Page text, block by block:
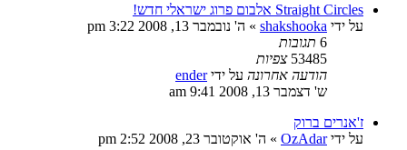
Straight Circles אלבום פרוג ישראלי חדש!
על ידי shakshooka
» ה' נובמבר 13, 2008 3:22 pm
6 תגובות
53485 צפיות
הודעה אחרונה על ידיender
ש' דצמבר 13, 2008 9:41 am
ז'אנרים ברוק
על ידיOzAdar
» ה' אוקטובר 23, 2008 2:52 pm